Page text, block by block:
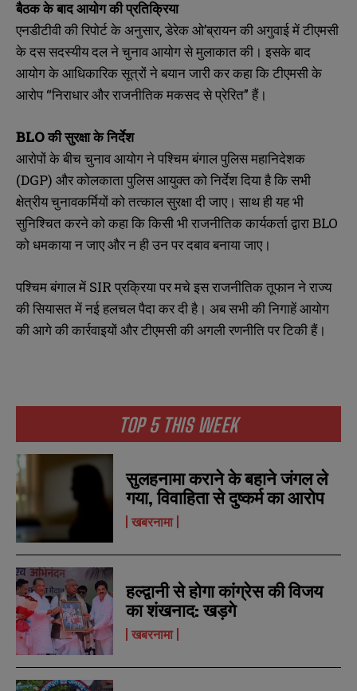
N
e
E
m
a
iN
r
N
e
E
m
a
iN
r
TOP 5 THIS WEEK
सुलहनामा कराने के बहाने जंगल ले
गया, विवाहिता से दुष्कर्म का आरोप
खबरनामा
हल्द्वानी से होगा कांग्रेस की विजय
का शंखनाद: खड़गे
खबरनामा
बैठककेबादआयोगकीप्रतिक्रिया
एनडीटीवी की रिपोर्ट के अनुसार, डेरेक ओ’ब्रायन की अगुवाई में टीएमसी
के दस सदस्यीय दल ने चुनाव आयोग से मुलाकात की। इसके बाद
आयोग के आधिकारिक सूत्रों ने बयान जारी कर कहा कि टीएमसी के
आरोप “निराधार और राजनीतिक मकसद से प्रेरित” हैं।
BLOकीसुरक्षाकेनिर्देश
आरोपों के बीच चुनाव आयोग ने पश्चिम बंगाल पुलिस महानिदेशक
(DGP) और कोलकाता पुलिस आयुक्त को निर्देश दिया है कि सभी
क्षेत्रीय चुनावकर्मियों को तत्काल सुरक्षा दी जाए। साथ ही यह भी
सुनिश्चित करने को कहा कि किसी भी राजनीतिक कार्यकर्ता द्वारा BLO
को धमकाया न जाए और न ही उन पर दबाव बनाया जाए।
पश्चिम बंगाल में SIR प्रक्रिया पर मचे इस राजनीतिक तूफान ने राज्य
की सियासत में नई हलचल पैदा कर दी है। अब सभी की निगाहें आयोग
की आगे की कार्रवाइयों और टीएमसी की अगली रणनीति पर टिकी हैं।